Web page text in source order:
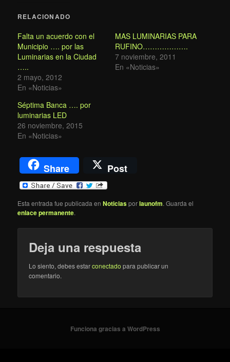
RELACIONADO
Falta un acuerdo con el
Municipio …. por las
Luminarias en la Ciudad
…..
2 mayo, 2012
En «Noticias»
MAS LUMINARIAS PARA
RUFINO……………….
7 noviembre, 2011
En «Noticias»
Séptima Banca …. por
luminarias LED
26 noviembre, 2015
En «Noticias»
Share Post
Esta entrada fue publicada enNoticiasporlaunofm. Guarda el
enlace permanente.
Deja una respuesta
Lo siento, debes estarconectado para publicar un
comentario.
Funciona gracias a WordPress